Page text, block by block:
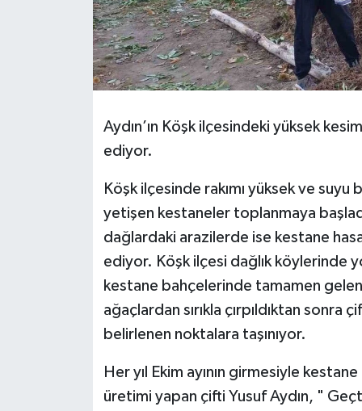
Aydın’ın Köşk ilçesindeki yüksek
ediyor.
Köşk ilçesinde rakımı yüksek ve
yetişen kestaneler toplanmaya
dağlardaki arazilerde ise kestane
ediyor. Köşk ilçesi dağlık köylerinde
kestane bahçelerinde tamamen
ağaçlardan sırıkla çırpıldıktan
belirlenen noktalara taşınıyor.
Her yıl Ekim ayının girmesiyle
üretimi yapan çifti Yusuf Aydın, "